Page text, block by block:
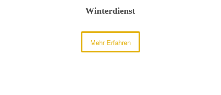
Winterdienst
Mehr Erfahren